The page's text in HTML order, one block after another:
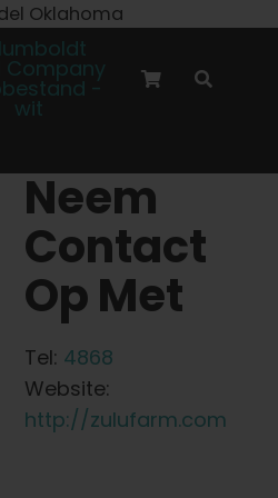
Oklahoma
Neem
Contact
Op Met
Tel: 4868
Website:
http://zulufarm.com